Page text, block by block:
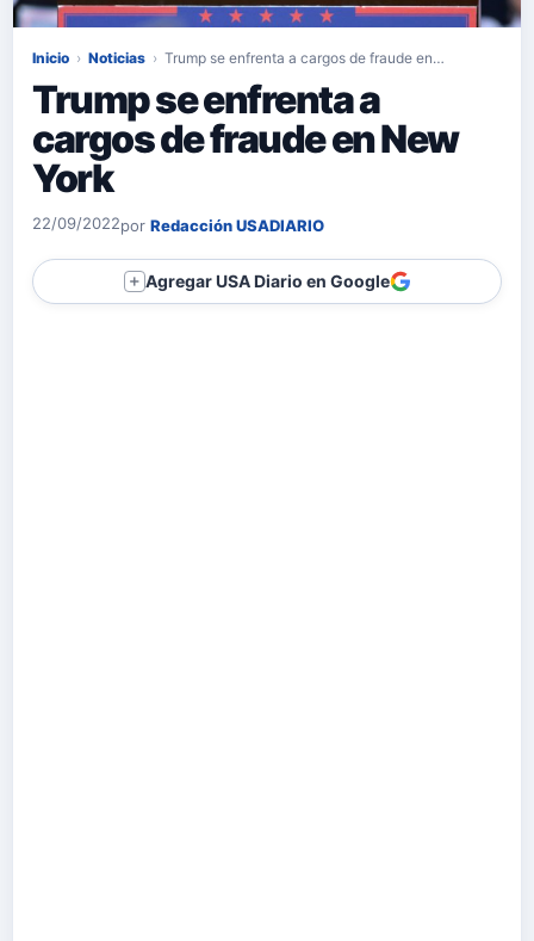
Inicio › Noticias › Trump se enfrenta a cargos de fraude en…
Trump se enfrenta a
cargos de fraude en New
York
22/09/2022por Redacción USADIARIO
＋ Agregar USA Diario en Google